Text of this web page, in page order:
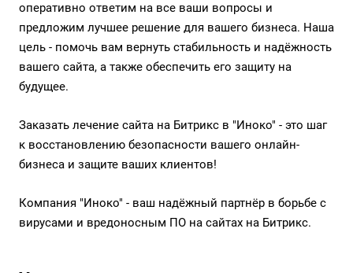
оперативно ответим на все ваши вопросы и
предложим лучшее решение для вашего бизнеса. Наша
цель - помочь вам вернуть стабильность и надёжность
вашего сайта, а также обеспечить его защиту на
будущее.
Заказать лечение сайта на Битрикс в "Иноко" - это шаг
к восстановлению безопасности вашего онлайн-
бизнеса и защите ваших клиентов!
Компания "Иноко" - ваш надёжный партнёр в борьбе с
вирусами и вредоносным ПО на сайтах на Битрикс.